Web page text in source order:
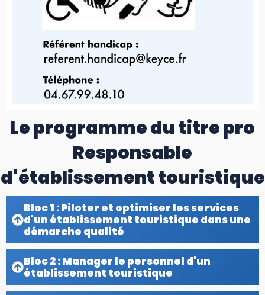
Le programme du titre pro
Responsable
d'établissement touristique
Bloc 1 : Piloter et optimiser les services
d'un établissement touristique dans une
démarche qualité
Bloc 2 : Manager le personnel d'un
établissement touristique